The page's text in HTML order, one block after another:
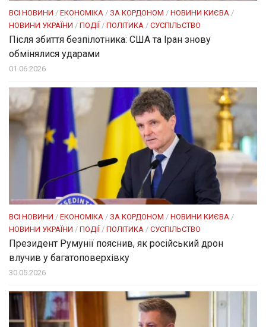
ВСІ НОВИНИ / ЕКОНОМІКА / ЗА КОРДОНОМ / НОВИНИ КИЄВА /
НОВИНИ УКРАЇНИ / ПОДІЇ/ ПОЛІТИКА / СУСПІЛЬСТВО
Після збиття безпілотника: США та Іран знову
обмінялися ударами
01.06.2026
ВСІ НОВИНИ / ЕКОНОМІКА / ЗА КОРДОНОМ / НОВИНИ КИЄВА /
НОВИНИ УКРАЇНИ / ПОДІЇ/ ПОЛІТИКА / СУСПІЛЬСТВО
Президент Румунії пояснив, як російський дрон
влучив у багатоповерхівку
30.05.2026